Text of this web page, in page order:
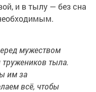
и в тылу — без сна
мужеством
тыла.
им за
всё, чтобы